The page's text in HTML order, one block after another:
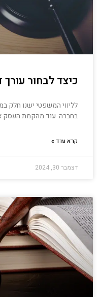
כיצד לבחור עורך
לליווי המשפטי ישנו חלק
בחברה. עוד מהקמת העסק
קרא עוד »
דצמבר 30, 2024